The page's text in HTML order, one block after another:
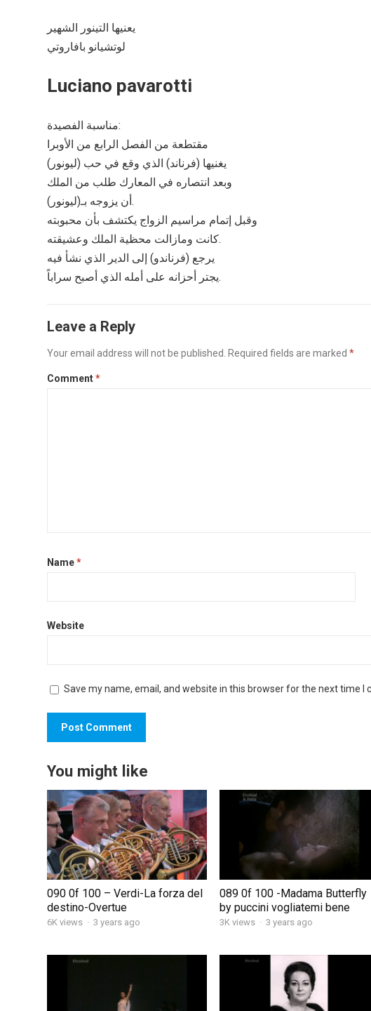
يعنيها التينور الشهير
لوتشيانو بافاروتي
Luciano pavarotti
مناسبة الفصيدة:
مقتطعة من الفصل الرابع من الأوبرا
يغنيها (فرناند) الذي وقع في حب (ليونور)
وبعد انتصاره في المعارك طلب من الملك
أن يزوجه بـ(ليونور).
وقبل إتمام مراسيم الزواج يكتشف بأن محبوبته
كانت ومازالت محظية الملك وعشيقته.
يرجع (فرناندو) إلى الدير الذي نشأ فيه
يجتر أحزانه على أمله الذي أصبح سراباً.
Leave a Reply
Your email address will not be published. Required fields are marked*
Comment*
Name*
Website
Save my name, email, and website in this browser for the next time I
You might like
090 0f 100 – Verdi-La forza del
destino-Overtue
6K views · 3 years ago
089 0f 100 -Madama Butterfly
by puccini vogliatemi bene
3K views · 3 years ago